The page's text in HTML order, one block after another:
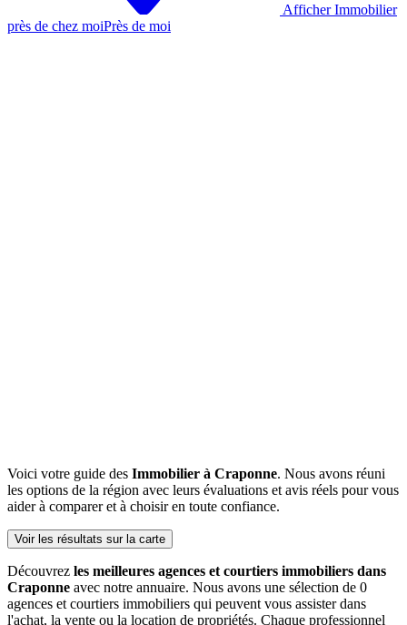
Afficher Immobilier
près de chez moiPrès de moi
Voici votre guide des Immobilier à Craponne. Nous avons réuni
les options de la région avec leurs évaluations et avis réels pour vous
aider à comparer et à choisir en toute confiance.
Voir les résultats sur la carte
Découvrez les meilleures agences et courtiers immobiliers dans
Craponne avec notre annuaire. Nous avons une sélection de 0
agences et courtiers immobiliers qui peuvent vous assister dans
l'achat, la vente ou la location de propriétés. Chaque professionnel